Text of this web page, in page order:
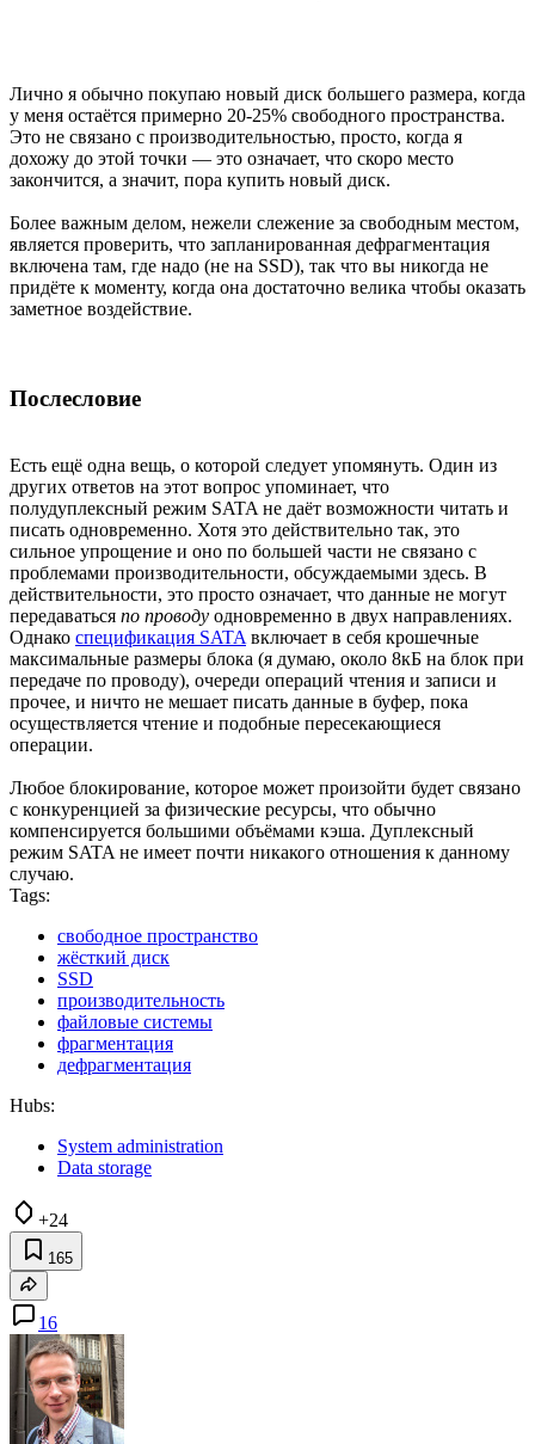
Лично я обычно покупаю новый диск большего размера, когда
у меня остаётся примерно 20-25% свободного пространства.
Это не связано с производительностью, просто, когда я
дохожу до этой точки — это означает, что скоро место
закончится, а значит, пора купить новый диск.
Более важным делом, нежели слежение за свободным местом,
является проверить, что запланированная дефрагментация
включена там, где надо (не на SSD), так что вы никогда не
придёте к моменту, когда она достаточно велика чтобы оказать
заметное воздействие.
Послесловие
Есть ещё одна вещь, о которой следует упомянуть. Один из
других ответов на этот вопрос упоминает, что
полудуплексный режим SATA не даёт возможности читать и
писать одновременно. Хотя это действительно так, это
сильное упрощение и оно по большей части не связано с
проблемами производительности, обсуждаемыми здесь. В
действительности, это просто означает, что данные не могут
передаваться по проводу одновременно в двух направлениях.
Однако спецификация SATA включает в себя крошечные
максимальные размеры блока (я думаю, около 8кБ на блок при
передаче по проводу), очереди операций чтения и записи и
прочее, и ничто не мешает писать данные в буфер, пока
осуществляется чтение и подобные пересекающиеся
операции.
Любое блокирование, которое может произойти будет связано
с конкуренцией за физические ресурсы, что обычно
компенсируется большими объёмами кэша. Дуплексный
режим SATA не имеет почти никакого отношения к данному
случаю.
Tags:
свободное пространство
жёсткий диск
SSD
производительность
файловые системы
фрагментация
дефрагментация
Hubs:
System administration
Data storage
+24
165
16